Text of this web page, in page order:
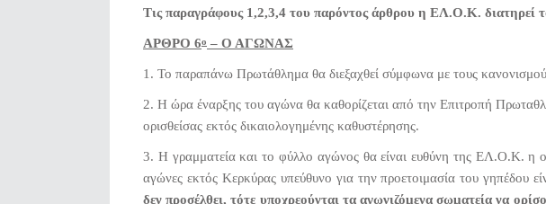
Τις παραγράφους 1,2,3,4 του παρόντος άρθρου η ΕΛ.Ο.Κ. διατηρεί
ΑΡΘΡΟ 6ο – Ο ΑΓΩΝΑΣ
1. Το παραπάνω Πρωτάθλημα θα διεξαχθεί σύμφωνα με τους
2. Η ώρα έναρξης του αγώνα θα καθορίζεται από την Επιτροπή
ορισθείσας εκτός δικαιολογημένης καθυστέρησης.
3. Η γραμματεία και το φύλλο αγώνος θα είναι ευθύνη της ΕΛ.Ο.Κ. η
αγώνες εκτός Κερκύρας υπεύθυνο για την προετοιμασία του γηπέδου
δεν προσέλθει, τότε υποχρεούνται τα αγωνιζόμενα σωματεία να